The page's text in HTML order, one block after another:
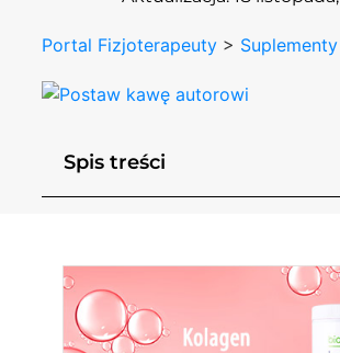
Portal Fizjoterapeuty > Suplementy
Spis treści